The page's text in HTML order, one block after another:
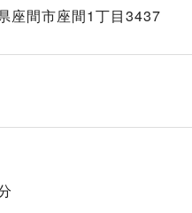
座間市座間1丁目3437